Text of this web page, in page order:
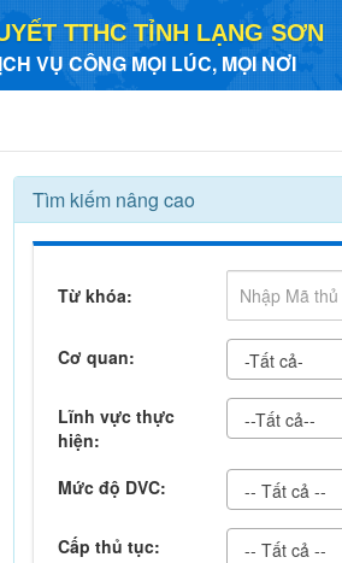
TTHC TỈNH LẠNG SƠN
VỤ CÔNG MỌI LÚC, MỌI NƠI
Tìm kiếm nâng cao
Từ khóa:
Cơ quan: -Tất cả-
Lĩnh vực thực
hiện:
--Tất cả--
Mức độ DVC: -- Tất cả --
Cấp thủ tục: -- Tất cả --